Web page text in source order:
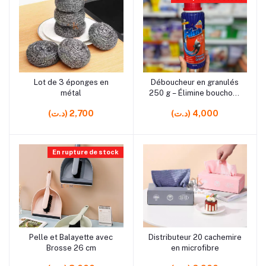
rrrrrr7
Ajouter au panier
Lot de 3 éponges en
métal
(د.ت) 2,700
rrrrrr0
Ajouter au panier
Déboucheur en granulés
250 g – Élimine bouchons
canalisation
(د.ت) 4,000
rrrrrr0 rrrrrr0
En rupture de stock
Ajouter au panier
Pelle et Balayette avec
Brosse 26 cm
rrrrrr0 rrrrrr8 rrrrrr10
Ajouter au panier
Distributeur 20 cachemire
en microfibre